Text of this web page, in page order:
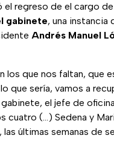
el regreso de el cargo de
gabinete, una instancia
Andrés Manuel
los que nos faltan, que
que sería, vamos a
el jefe de
cuatro (...) Sedena y
últimas semanas de